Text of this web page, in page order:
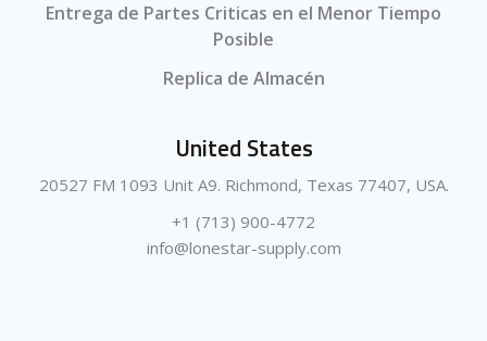
Entrega de Partes Criticas en el Menor Tiempo
Posible
Replica de Almacén
United States
20527 FM 1093 Unit A9. Richmond, Texas 77407, USA.
+1 (713) 900-4772
info@lonestar-supply.com